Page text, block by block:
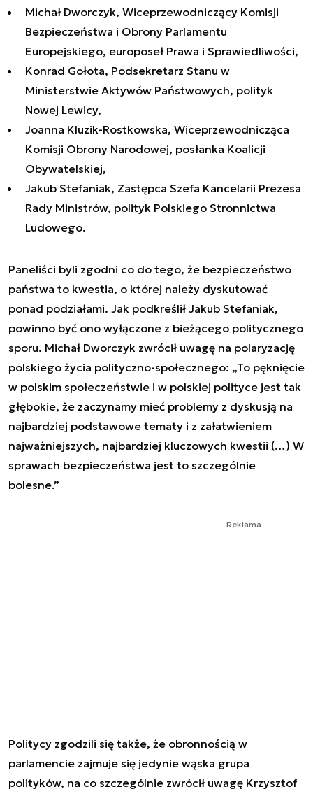
Michał Dworczyk, Wiceprzewodniczący Komisji
Bezpieczeństwa i Obrony Parlamentu
Europejskiego, europoseł Prawa i Sprawiedliwości,
Konrad Gołota, Podsekretarz Stanu w
Ministerstwie Aktywów Państwowych, polityk
Nowej Lewicy,
Joanna Kluzik-Rostkowska, Wiceprzewodnicząca
Komisji Obrony Narodowej, posłanka Koalicji
Obywatelskiej,
Jakub Stefaniak, Zastępca Szefa Kancelarii Prezesa
Rady Ministrów, polityk Polskiego Stronnictwa
Ludowego.
Paneliści byli zgodni co do tego, że bezpieczeństwo
państwa to kwestia, o której należy dyskutować
ponad podziałami. Jak podkreślił Jakub Stefaniak,
powinno być ono wyłączone z bieżącego politycznego
sporu. Michał Dworczyk zwrócił uwagę na polaryzację
polskiego życia polityczno-społecznego: „To pęknięcie
w polskim społeczeństwie i w polskiej polityce jest tak
głębokie, że zaczynamy mieć problemy z dyskusją na
najbardziej podstawowe tematy i z załatwieniem
najważniejszych, najbardziej kluczowych kwestii (…) W
sprawach bezpieczeństwa jest to szczególnie
bolesne.”
Reklama
Politycy zgodzili się także, że obronnością w
parlamencie zajmuje się jedynie wąska grupa
polityków, na co szczególnie zwrócił uwagę Krzysztof